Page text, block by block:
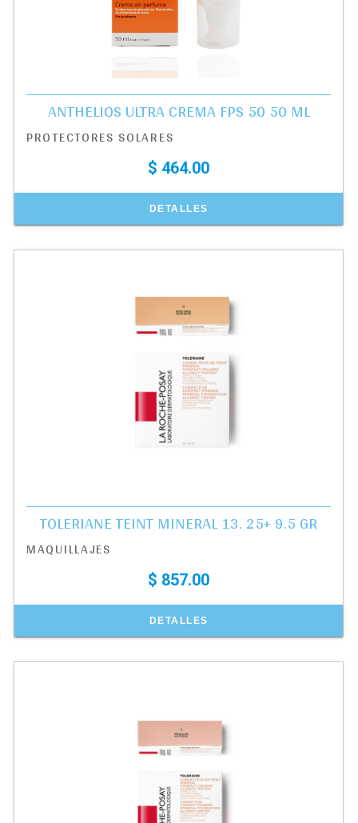
ANTHELIOS ULTRA CREMA FPS 50 50 ML
PROTECTORES SOLARES
$ 464.00
DETALLES
TOLERIANE TEINT MINERAL 13. 25+ 9.5 GR
MAQUILLAJES
$ 857.00
DETALLES